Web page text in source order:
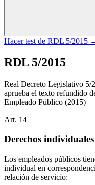
Hacer test de RDL 5/2015
RDL 5/2015
Real Decreto Legislativo 5/
aprueba el texto refundido
Empleado Público (2015)
Art. 14
Derechos individuales
Los empleados públicos
individual en
relación de servicio: